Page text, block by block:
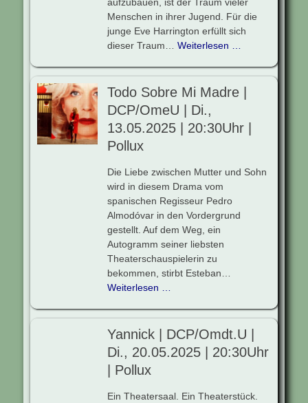
aufzubauen, ist der Traum vieler
Menschen in ihrer Jugend. Für die
junge Eve Harrington erfüllt sich
dieser Traum… Weiterlesen …
Todo Sobre Mi Madre |
DCP/OmeU | Di.,
13.05.2025 | 20:30Uhr |
Pollux
Die Liebe zwischen Mutter und Sohn
wird in diesem Drama vom
spanischen Regisseur Pedro
Almodóvar in den Vordergrund
gestellt. Auf dem Weg, ein
Autogramm seiner liebsten
Theaterschauspielerin zu
bekommen, stirbt Esteban…
Weiterlesen …
Yannick | DCP/Omdt.U |
Di., 20.05.2025 | 20:30Uhr
| Pollux
Ein Theatersaal. Ein Theaterstück.